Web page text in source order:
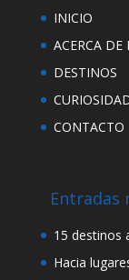
INICIO
ACERCA DE
DESTINOS
CONTACTO
Entradas
15 destinos
Hacia